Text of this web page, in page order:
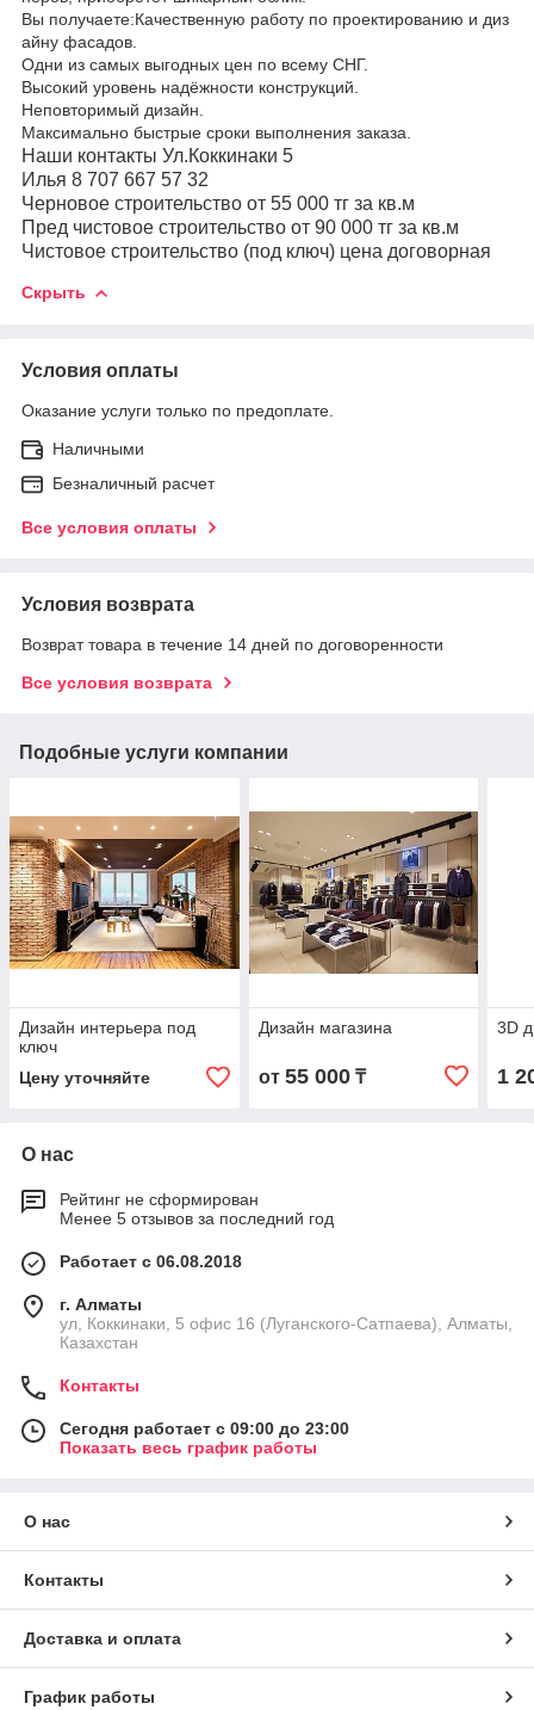
Вы получаете:Качественную работу по проектированию и диз
айну фасадов.
Одни из самых выгодных цен по всему СНГ.
Высокий уровень надёжности конструкций.
Неповторимый дизайн.
Максимально быстрые сроки выполнения заказа.
Наши контакты Ул.Коккинаки 5
Илья 8 707 667 57 32
Черновое строительство от 55 000 тг за кв.м
Пред чистовое строительство от 90 000 тг за кв.м
Чистовое строительство (под ключ) цена договорная
Скрыть
Условия оплаты
Оказание услуги только по предоплате.
Наличными
Безналичный расчет
Все условия оплаты
Условия возврата
Возврат товара в течение 14 дней по договоренности
Все условия возврата
Подобные услуги компании
Дизайн интерьера под
ключ
Цену уточняйте
Дизайн магазина
от 55 000₸
3D
1
О нас
Рейтинг не сформирован
Менее 5 отзывов за последний год
Работает с 06.08.2018
г. Алматы
ул, Коккинаки, 5 офис 16 (Луганского-Сатпаева), Алматы,
Казахстан
Контакты
Сегодня работает с 09:00 до 23:00
Показать весь график работы
О нас
Контакты
Доставка и оплата
График работы